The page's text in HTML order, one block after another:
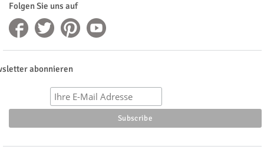
Folgen Sie uns auf
abonnieren